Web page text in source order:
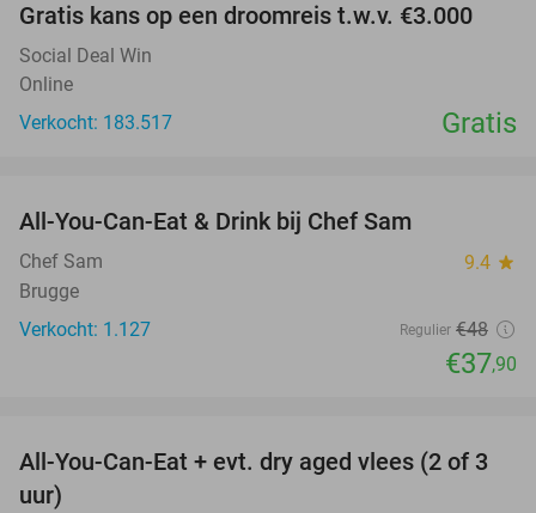
Gratis kans op een droomreis t.w.v. €3.000
Social Deal Win
Online
Verkocht: 183.517
Gratis
All-You-Can-Eat & Drink bij Chef Sam
Chef Sam 9.4 star
Brugge
Verkocht: 1.127
Regulier €48
€37,90
29%
All-You-Can-Eat + evt. dry aged vlees (2 of 3
uur)